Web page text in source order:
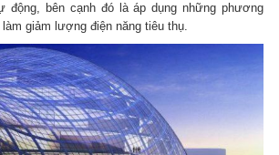
động, bên cạnh đó là áp dụng những phương
giảm lượng điện năng tiêu thụ.